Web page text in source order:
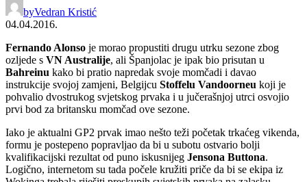
byVedran Kristić
04.04.2016.
Fernando Alonso je morao propustiti drugu utrku sezone zbog
ozljede s VN Australije, ali Španjolac je ipak bio prisutan u
Bahreinu kako bi pratio napredak svoje momčadi i davao
instrukcije svojoj zamjeni, Belgijcu Stoffelu Vandoorneu koji je
pohvalio dvostrukog svjetskog prvaka i u jučerašnjoj utrci osvojio
prvi bod za britansku momčad ove sezone.
Iako je aktualni GP2 prvak imao nešto teži početak trkaćeg vikenda,
formu je postepeno popravljao da bi u subotu ostvario bolji
kvalifikacijski rezultat od puno iskusnijeg Jensona Buttona.
Logično, internetom su tada počele kružiti priče da bi se ekipa iz